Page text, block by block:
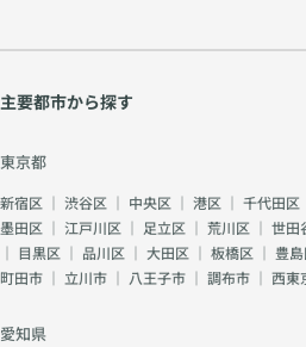
主要都市から探す
東京都
新宿区 ｜ 渋谷区 ｜ 中央区 ｜ 港区 ｜ 千代田区
墨田区 ｜ 江戸川区 ｜ 足立区 ｜ 荒川区 ｜ 世田
｜ 目黒区 ｜ 品川区 ｜ 大田区 ｜ 板橋区 ｜ 豊
町田市 ｜ 立川市 ｜ 八王子市 ｜ 調布市 ｜ 西東
愛知県